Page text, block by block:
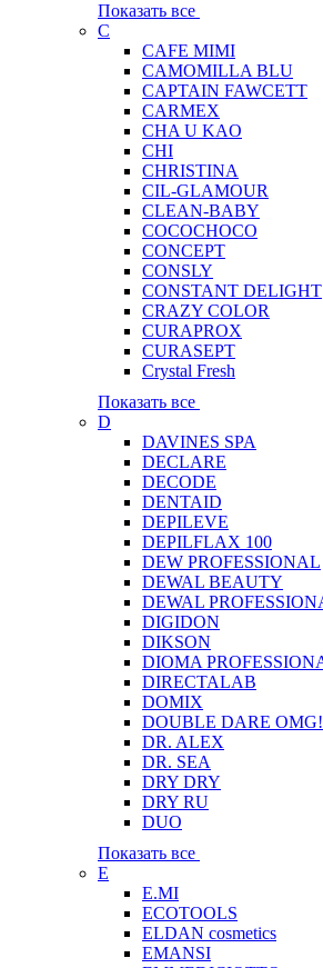
Показать все
C
CAFE MIMI
CAMOMILLA BLU
CAPTAIN FAWCETT
CARMEX
CHA U KAO
CHI
CHRISTINA
CIL-GLAMOUR
CLEAN-BABY
COCOCHOCO
CONCEPT
CONSLY
CONSTANT DELIGHT
CRAZY COLOR
CURAPROX
CURASEPT
Crystal Fresh
Показать все
D
DAVINES SPA
DECLARE
DECODE
DENTAID
DEPILEVE
DEPILFLAX 100
DEW PROFESSIONAL
DEWAL BEAUTY
DEWAL
DIGIDON
DIKSON
DIOMA
DIRECTALAB
DOMIX
DOUBLE DARE OMG!
DR. ALEX
DR. SEA
DRY DRY
DRY RU
DUO
Показать все
E
E.MI
ECOTOOLS
ELDAN cosmetics
EMANSI